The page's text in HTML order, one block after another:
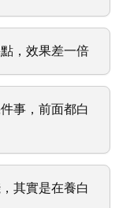
，效果差一倍
事，前面都白
其實是在養白